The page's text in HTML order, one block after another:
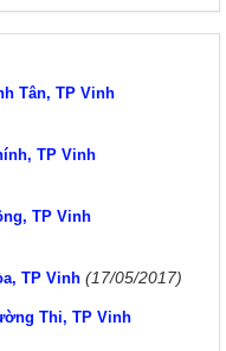
Tân, TP Vinh
TP Vinh
TP Vinh
TP Vinh (17/05/2017)
Thi, TP Vinh